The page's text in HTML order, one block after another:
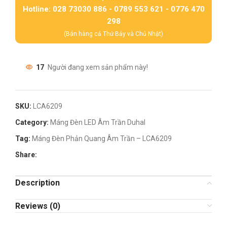
Hotline: 028 73030 886 - 0789 553 621 - 0776 470
298
(Bán hàng cả Thứ Bảy và Chủ Nhật)
17 Người đang xem sản phẩm này!
SKU:
LCA6209
Category: Máng Đèn LED Âm Trần Duhal
Tag: Máng Đèn Phản Quang Âm Trần – LCA6209
Share:
Description
Reviews (0)